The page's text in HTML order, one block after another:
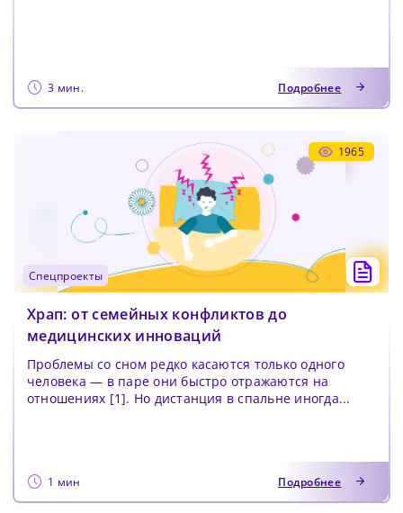
3 мин. Подробнее
1965
спецпроекты
Храп: от семейных конфликтов до
медицинских инноваций
Проблемы со сном редко касаются только одного
человека — в паре они быстро отражаются на
отношениях [1]. Но дистанция в спальне иногда...
1 мин Подробнее